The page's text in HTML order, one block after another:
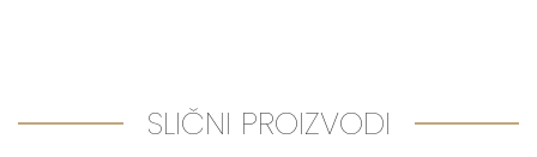
SLIČNI PROIZVODI